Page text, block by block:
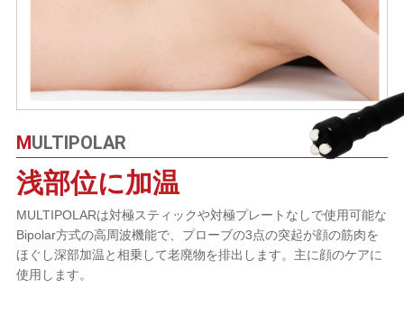
MULTIPOLAR
浅部位に加温
MULTIPOLARは対極スティックや対極プレートなしで使用可能な
Bipolar方式の高周波機能で、プローブの3点の突起が顔の筋肉を
ほぐし深部加温と相乗して老廃物を排出します。主に顔のケアに
使用します。